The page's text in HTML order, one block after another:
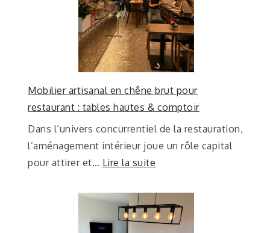
Mobilier artisanal en chêne brut pour
restaurant : tables hautes & comptoir
Dans l’univers concurrentiel de la restauration,
l’aménagement intérieur joue un rôle capital
pour attirer et… Lire la suite